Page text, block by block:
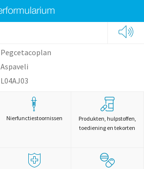
Pegcetacoplan
Aspaveli
L04AJ03
Nierfunctiestoornissen
Produkten, hulpstoffen,
toediening en tekorten